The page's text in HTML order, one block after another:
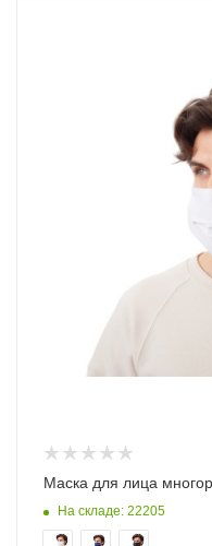
Маска для лица
На складе: 22205